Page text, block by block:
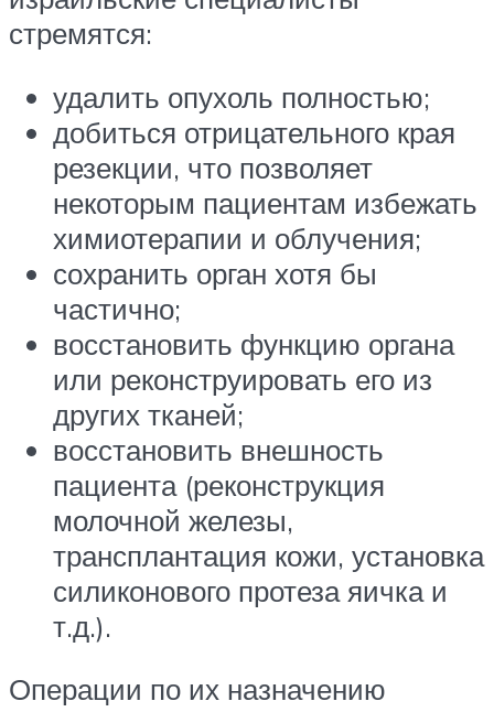
стремятся:
удалить опухоль полностью;
добиться отрицательного края
резекции, что позволяет
некоторым пациентам избежать
химиотерапии и облучения;
сохранить орган хотя бы
частично;
восстановить функцию органа
или реконструировать его из
других тканей;
восстановить внешность
пациента (реконструкция
молочной железы,
трансплантация кожи, установка
силиконового протеза яичка и
т.д.).
Операции по их назначению